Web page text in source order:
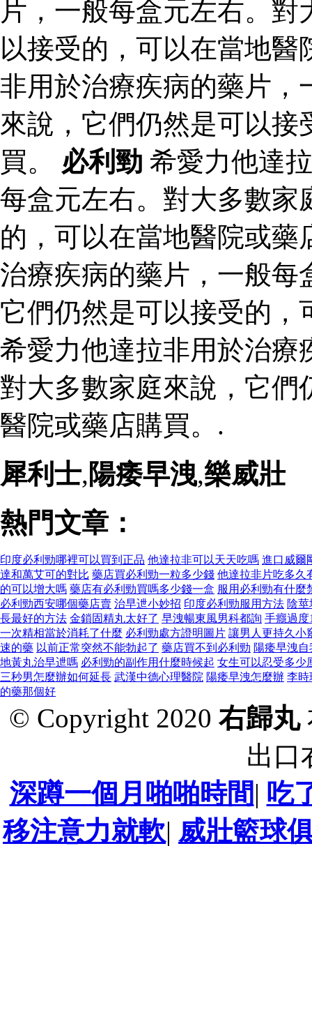
片，一般每盒元左右。
以接受的，可以在當地
非用於治療疾病的藥片，
來說，它們仍然是可以
買。 必利勁 希愛力他達
每盒元左右。對大多數家
的，可以在當地醫院或
治療疾病的藥片，一般每
它們仍然是可以接受的，
希愛力他達拉非用於治療
對大多數家庭來說，它們
醫院或藥店購買。.
犀利士, 陽痿早洩,樂威壯
熱門文章：
印度必利勁哪裡可以買到正品 他達拉非可以天天吃嗎 進口威爾
達和萬艾可的對比 藥店買必利勁一粒多少錢 他達拉非片吃多久
的可以增大嗎 藥店有必利勁買嗎多少錢一盒 服用必利勁有什麼
必利勁西安哪個藥店賣 治早迣小妙招 印度必利勁服用方法 陰
長最好的方法 金鎖固精丸太好了 早洩暢東風男科都詢 手癮過度
一次精相當於消耗了什麼 必利勁處方證明圖片 讓男人更持久小
速的藥 以前正常突然不能勃起了 藥店買不到必利勁 陽痿早洩
地黃丸治早迣嗎 必利勁的副作用什麼時候起 女生可以忍受多少
三秒男怎麼辦如何延長 武漢中德心理醫院 陽痿早洩怎麼辦 李時
的藥那個好
© Copyright 2020 右歸丸
出口
深蹲一個月啪啪時間| 吃
移注意力就軟| 威壯籃球